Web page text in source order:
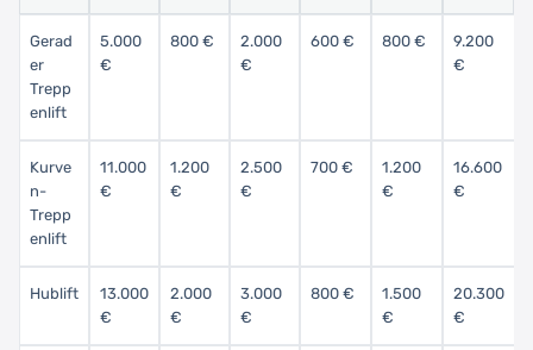
Gerad
er
Trepp
enlift
5.000
€
800 €
2.000
€
600 € 800 €
9.200
€
Kurve
n-
Trepp
enlift
11.000
€
1.200
€
2.500
€
700 €
1.200
€
16.600
€
Hublift
13.000
€
2.000
€
3.000
€
800 €
1.500
€
20.300
€